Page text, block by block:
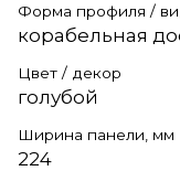
Форма профиля /
корабельная
Цвет / декор
голубой
Ширина панели, мм
224